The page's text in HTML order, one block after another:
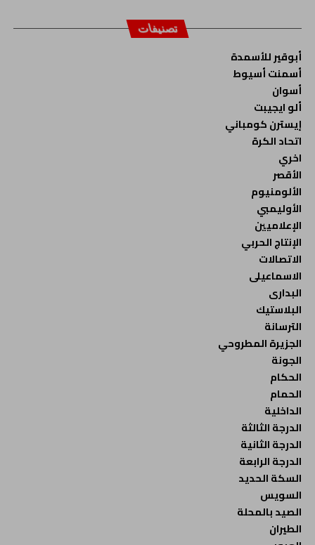
تصنيفات
أبوقير للأسمدة
أسمنت أسيوط
أسوان
ألو ايجيبت
إيسترن كومباني
اتحاد الكرة
اخري
الأقصر
الألومنيوم
الأوليمبي
الإعلاميين
الإنتاج الحربي
الاتصالات
الاسماعيلى
البدارى
البلاستيك
الترسانة
الجزيرة المطروحي
الجونة
الحكام
الحمام
الداخلية
الدرجة الثالثة
الدرجة الثانية
الدرجة الرابعة
السكة الحديد
السويس
الصيد بالمحلة
الطيران